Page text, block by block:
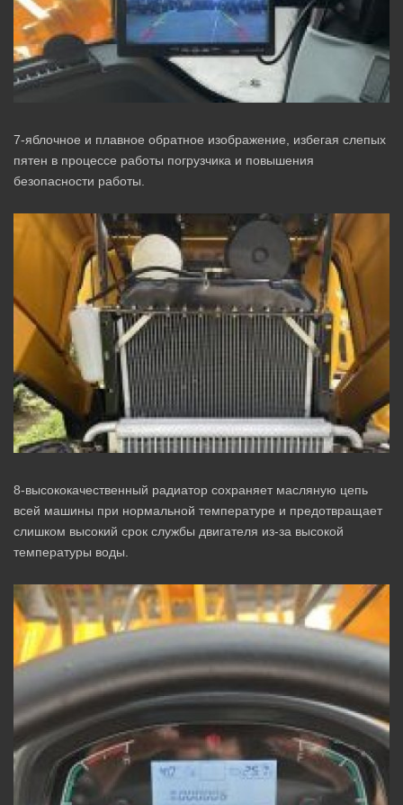
7-яблочное и плавное обратное изображение, избегая слепых
пятен в процессе работы погрузчика и повышения
безопасности работы.
8-высококачественный радиатор сохраняет масляную цепь
всей машины при нормальной температуре и предотвращает
слишком высокий срок службы двигателя из-за высокой
температуры воды.